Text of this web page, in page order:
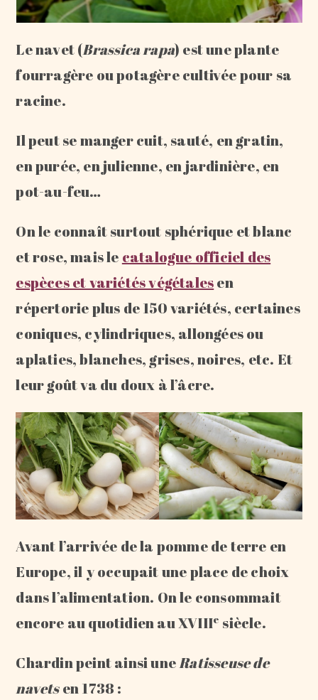
Le navet (Brassica rapa) est une plante
fourragère ou potagère cultivée pour sa
racine.
Il peut se manger cuit, sauté, en gratin,
en purée, en julienne, en jardinière, en
pot-au-feu…
On le connaît surtout sphérique et blanc
et rose, mais le catalogue officiel des
espèces et variétés végétalesen
répertorie plus de 150 variétés, certaines
coniques, cylindriques, allongées ou
aplaties, blanches, grises, noires, etc. Et
leur goût va du doux à l’âcre.
Avant l’arrivée de la pomme de terre en
Europe, il y occupait une place de choix
dans l’alimentation. On le consommait
encore au quotidien au XVIIIe siècle.
Chardin peint ainsi uneRatisseuse de
navetsen 1738 :